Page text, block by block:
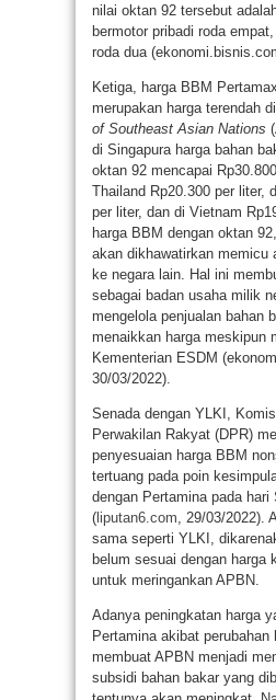
nilai oktan 92 tersebut
bermotor pribadi roda
roda dua
Ketiga, harga BBM
merupakan harga terendah di
of Southeast Asian Nations
di Singapura harga bahan
oktan 92 mencapai
Thailand Rp20.300 per liter,
per liter, dan di Vietnam
harga BBM dengan oktan
akan dikhawatirkan memicu
ke negara lain. Hal ini
sebagai badan usaha milik
mengelola penjualan bahan
menaikkan harga meskipun
Kementerian ESDM
30/03/2022).
Senada dengan YLKI,
Perwakilan Rakyat (DPR)
penyesuaian harga BBM
tertuang pada poin
dengan Pertamina pada hari
( liputan6.com, 29/03/2022).
sama seperti YLKI,
belum sesuai dengan harga
untuk meringankan APBN.
Adanya peningkatan harga
Pertamina akibat
membuat APBN menjadi
subsidi bahan bakar yang